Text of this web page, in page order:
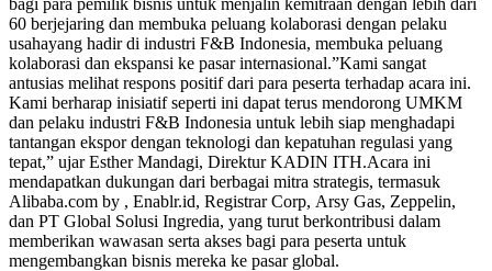
60 berjejaring dan membuka peluang kolaborasi dengan pelaku
usahayang hadir di industri F&B Indonesia, membuka peluang
kolaborasi dan ekspansi ke pasar internasional.”Kami sangat
antusias melihat respons positif dari para peserta terhadap acara ini.
Kami berharap inisiatif seperti ini dapat terus mendorong UMKM
dan pelaku industri F&B Indonesia untuk lebih siap menghadapi
tantangan ekspor dengan teknologi dan kepatuhan regulasi yang
tepat,” ujar Esther Mandagi, Direktur KADIN ITH.Acara ini
mendapatkan dukungan dari berbagai mitra strategis, termasuk
Alibaba.com by , Enablr.id, Registrar Corp, Arsy Gas, Zeppelin,
dan PT Global Solusi Ingredia, yang turut berkontribusi dalam
memberikan wawasan serta akses bagi para peserta untuk
mengembangkan bisnis mereka ke pasar global.